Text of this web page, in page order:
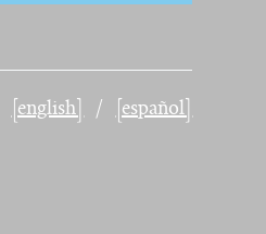
[english] [español]